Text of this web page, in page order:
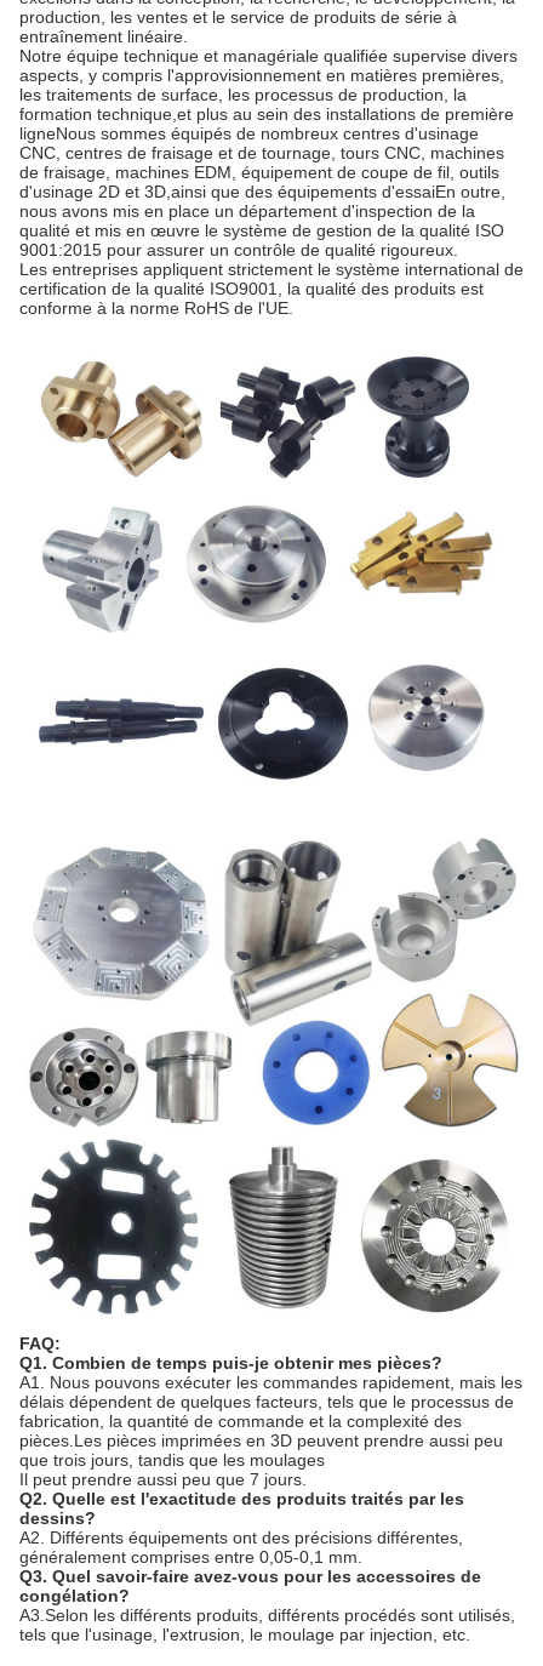
production, les ventes et le service de produits de série à
entraînement linéaire.
Notre équipe technique et managériale qualifiée supervise divers
aspects, y compris l'approvisionnement en matières premières,
les traitements de surface, les processus de production, la
formation technique,et plus au sein des installations de première
ligneNous sommes équipés de nombreux centres d'usinage
CNC, centres de fraisage et de tournage, tours CNC, machines
de fraisage, machines EDM, équipement de coupe de fil, outils
d'usinage 2D et 3D,ainsi que des équipements d'essaiEn outre,
nous avons mis en place un département d'inspection de la
qualité et mis en œuvre le système de gestion de la qualité ISO
9001:2015 pour assurer un contrôle de qualité rigoureux.
Les entreprises appliquent strictement le système international de
certification de la qualité ISO9001, la qualité des produits est
conforme à la norme RoHS de l'UE.
FAQ:
Q1. Combien de temps puis-je obtenir mes pièces?
A1. Nous pouvons exécuter les commandes rapidement, mais les
délais dépendent de quelques facteurs, tels que le processus de
fabrication, la quantité de commande et la complexité des
pièces.Les pièces imprimées en 3D peuvent prendre aussi peu
que trois jours, tandis que les moulages
Il peut prendre aussi peu que 7 jours.
Q2. Quelle est l'exactitude des produits traités par les
dessins?
A2. Différents équipements ont des précisions différentes,
généralement comprises entre 0,05-0,1 mm.
Q3. Quel savoir-faire avez-vous pour les accessoires de
congélation?
A3.Selon les différents produits, différents procédés sont utilisés,
tels que l'usinage, l'extrusion, le moulage par injection, etc.